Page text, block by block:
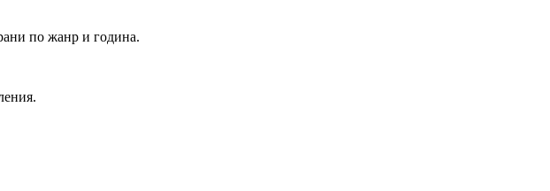
по жанр и година.